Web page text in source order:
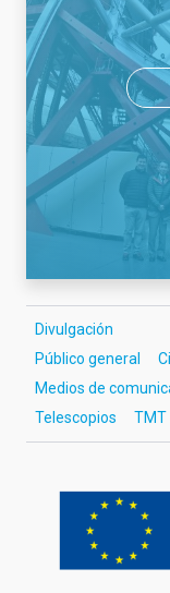
Divulgación
Público general
Medios de
Telescopios
TMT